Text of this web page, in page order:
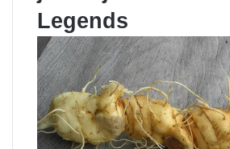
Legends